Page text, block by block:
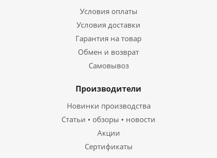
Условия оплаты
Условия доставки
Гарантия на товар
Обмен и возврат
Самовывоз
Производители
Новинки производства
Статьи • обзоры • новости
Акции
Сертификаты